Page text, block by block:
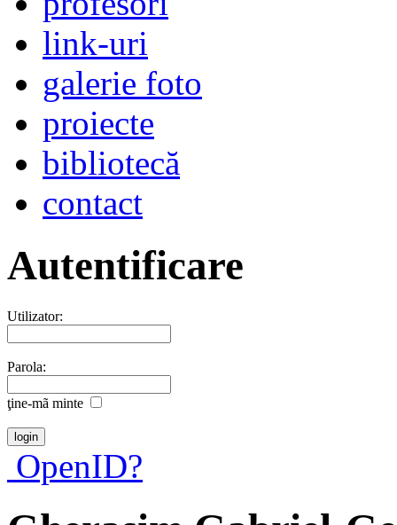
link-uri
galerie foto
proiecte
bibliotecă
contact
Autentificare
Utilizator:
Parola:
ţine-mã minte
OpenID?